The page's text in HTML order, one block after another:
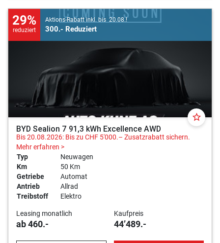
29%
reduziert
Aktions-Rabatt inkl. bis 20.08.!
300.- Reduziert
star_border
BYD Sealion 7 91,3 kWh Excellence AWD
Bis 20.08.2026: Bis zu CHF 5'000.– Zusatzrabatt sichern.
Mehr erfahren >
Typ
Neuwagen
Km
50 Km
Getriebe
Automat
Antrieb
Allrad
Treibstoff
Elektro
Leasing monatlich
ab 460.-
Kaufpreis
44’489.-